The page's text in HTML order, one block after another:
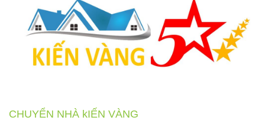
CHUYỂN NHÀ kIẾN VÀNG